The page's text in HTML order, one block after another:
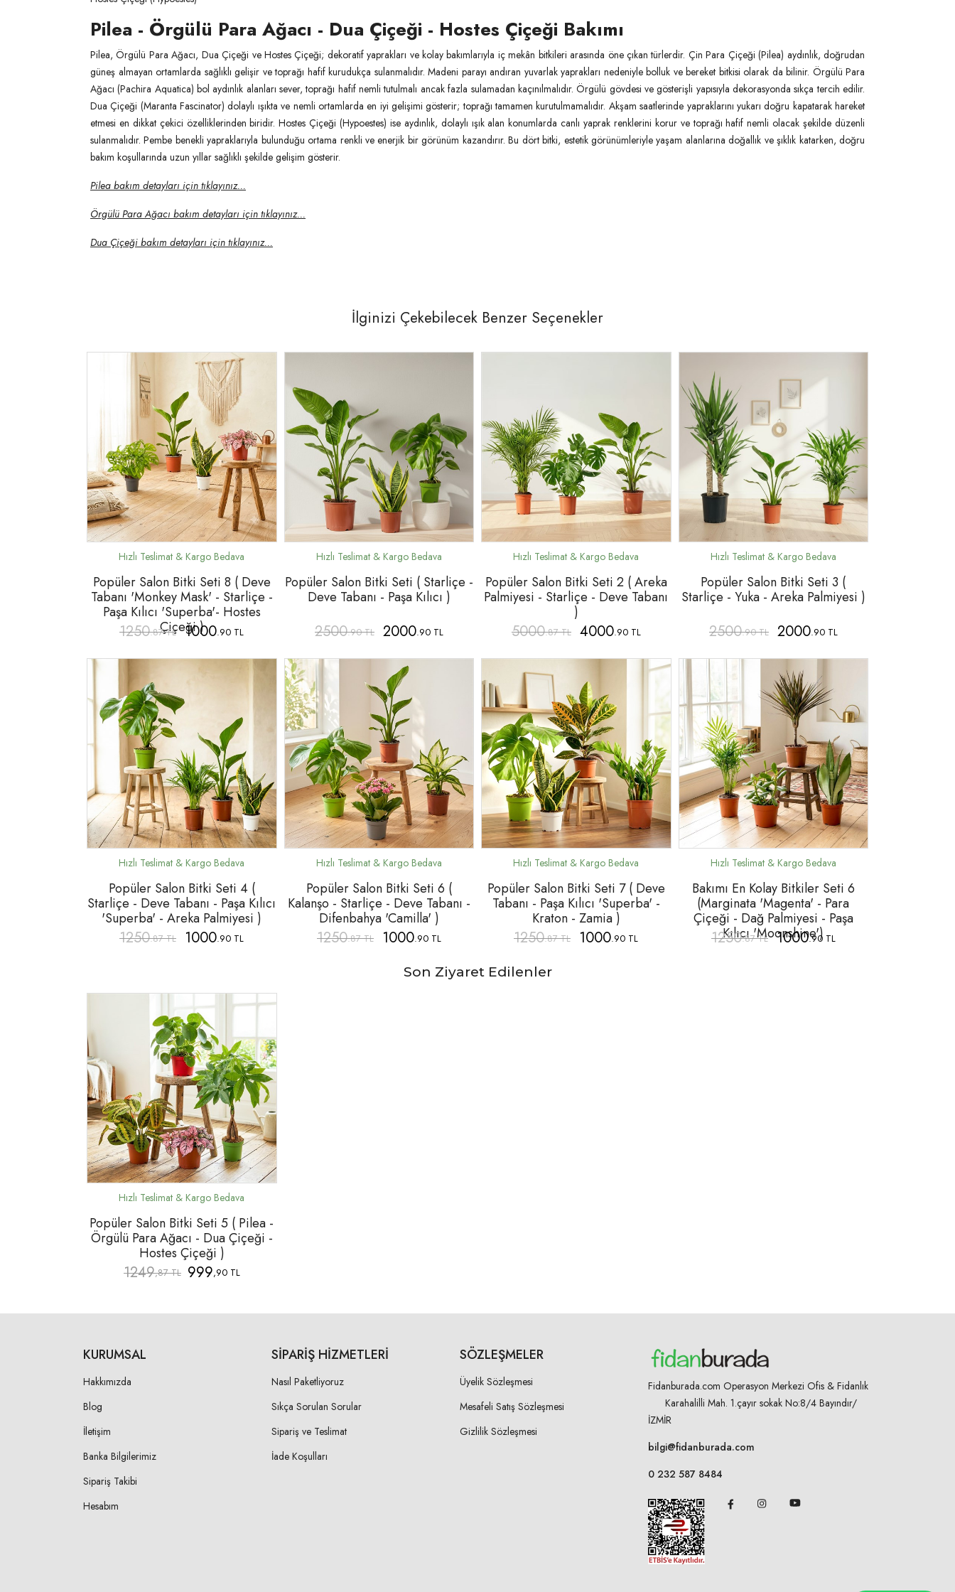
Pilea - Örgülü Para Ağacı - Dua Çiçeği - Hostes Çiçeği Bakımı
Pilea, Örgülü Para Ağacı, Dua Çiçeği ve Hostes Çiçeği; dekoratif yaprakları ve kolay bakımlarıyla iç mekân bitkileri arasında öne çıkan türlerdir. Çin Para Çiçeği (Pilea) aydınlık, doğrudan
güneş almayan ortamlarda sağlıklı gelişir ve toprağı hafif kurudukça sulanmalıdır. Madeni parayı andıran yuvarlak yaprakları nedeniyle bolluk ve bereket bitkisi olarak da bilinir. Örgülü Para
Ağacı (Pachira Aquatica) bol aydınlık alanları sever, toprağı hafif nemli tutulmalı ancak fazla sulamadan kaçınılmalıdır. Örgülü gövdesi ve gösterişli yapısıyla dekorasyonda sıkça tercih edilir.
Dua Çiçeği (Maranta Fascinator) dolaylı ışıkta ve nemli ortamlarda en iyi gelişimi gösterir; toprağı tamamen kurutulmamalıdır. Akşam saatlerinde yapraklarını yukarı doğru kapatarak hareket
etmesi en dikkat çekici özelliklerinden biridir. Hostes Çiçeği (Hypoestes) ise aydınlık, dolaylı ışık alan konumlarda canlı yaprak renklerini korur ve toprağı hafif nemli olacak şekilde düzenli
sulanmalıdır. Pembe benekli yapraklarıyla bulunduğu ortama renkli ve enerjik bir görünüm kazandırır. Bu dört bitki, estetik görünümleriyle yaşam alanlarına doğallık ve şıklık katarken, doğru
bakım koşullarında uzun yıllar sağlıklı şekilde gelişim gösterir.
Pilea bakım detayları için tıklayınız...
Örgülü Para Ağacı bakım detayları için tıklayınız...
Dua Çiçeği bakım detayları için tıklayınız...
İlginizi Çekebilecek Benzer Seçenekler
Popüler Salon Bitki Seti 8 ( Deve
Tabanı 'Monkey Mask' - Starliçe -
Paşa Kılıcı 'Superba'- Hostes
Çiçeği )
1250.87 TL 1000.90 TL
Popüler Salon Bitki Seti ( Starliçe -
Deve Tabanı - Paşa Kılıcı )
2500.90 TL 2000.90 TL
Popüler Salon Bitki Seti 2 ( Areka
Palmiyesi - Starliçe - Deve Tabanı
)
5000.87 TL 4000.90 TL
Popüler Salon Bitki Seti 3 (
Starliçe - Yuka - Areka Palmiyesi )
2500.90 TL 2000.90 TL
Popüler Salon Bitki Seti 4 (
Starliçe - Deve Tabanı - Paşa Kılıcı
'Superba' - Areka Palmiyesi )
1250.87 TL 1000.90 TL
Popüler Salon Bitki Seti 6 (
Kalanşo - Starliçe - Deve Tabanı -
Difenbahya 'Camilla' )
1250.87 TL 1000.90 TL
Popüler Salon Bitki Seti 7 ( Deve
Tabanı - Paşa Kılıcı 'Superba' -
Kraton - Zamia )
1250.87 TL 1000.90 TL
Bakımı En Kolay Bitkiler Seti 6
(Marginata 'Magenta' - Para
Çiçeği - Dağ Palmiyesi - Paşa
Kılıcı 'Moonshine')
1250.87 TL 1000.90 TL
Son Ziyaret Edilenler
Popüler Salon Bitki Seti 5 ( Pilea -
Örgülü Para Ağacı - Dua Çiçeği -
Hostes Çiçeği )
1249,87 TL 999,90 TL
KURUMSAL
Hakkımızda
Blog
İletişim
Banka Bilgilerimiz
Sipariş Takibi
Hesabım
SIPARIŞ HIZMETLERI
Nasıl Paketliyoruz
Sıkça Sorulan Sorular
Sipariş ve Teslimat
İade Koşulları
SÖZLEŞMELER
Üyelik Sözleşmesi
Mesafeli Satış Sözleşmesi
Gizlilik Sözleşmesi
Fidanburada.com Operasyon Merkezi Ofis & Fidanlık
Karahalilli Mah. 1.çayır sokak No:8/4Bayındır/
İZMİR
bilgi@fidanburada.com
0 232 587 8484